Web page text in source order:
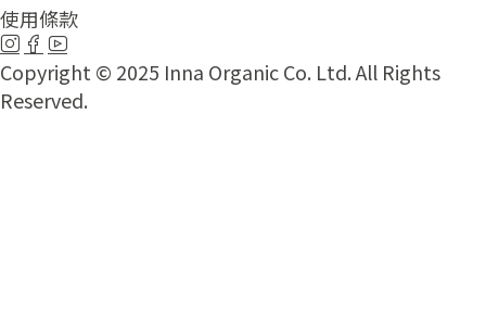
使用條款
Copyright © 2025 Inna Organic Co. Ltd. All Rights
Reserved.